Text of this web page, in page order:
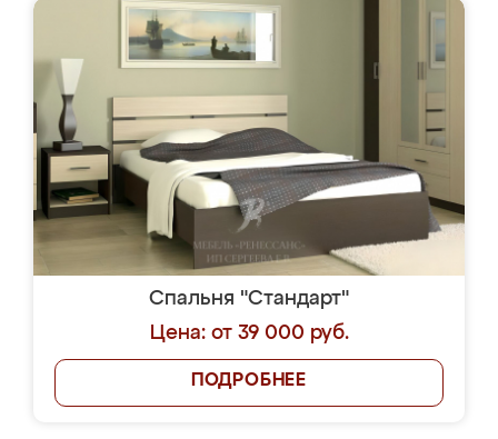
Спальня "Стандарт"
Цена: от 39 000 руб.
ПОДРОБНЕЕ